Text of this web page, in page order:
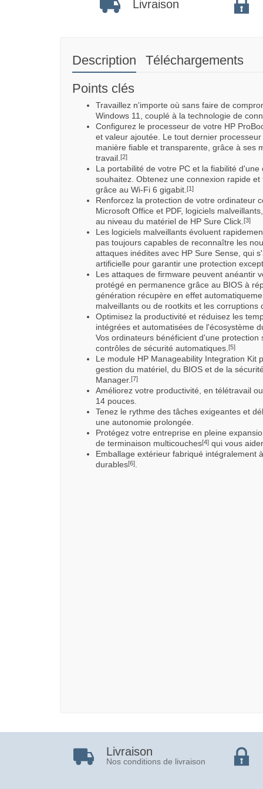
Livraison
Description
Téléchargements
Points clés
Travaillez n'importe où sans faire de
Windows 11, couplé à la technologie de
Configurez le processeur de votre HP
et valeur ajoutée. Le tout dernier
manière fiable et transparente, grâce à ses
travail. [2]
La portabilité de votre PC et la fiabilité
souhaitez. Obtenez une connexion rapide
grâce au Wi-Fi 6 gigabit. [1]
Renforcez la protection de votre ordinateur
Microsoft Office et PDF, logiciels
au niveau du matériel de HP Sure Click. [3]
Les logiciels malveillants évoluent
pas toujours capables de reconnaître les
attaques inédites avec HP Sure Sense, qui
artificielle pour garantir une protection
Les attaques de firmware peuvent anéantir
protégé en permanence grâce au BIOS à
génération récupère en effet
malveillants ou de rootkits et les corruptions
Optimisez la productivité et réduisez les
intégrées et automatisées de l'écosystème
Vos ordinateurs bénéficient d'une
contrôles de sécurité automatiques. [5]
Le module HP Manageability Integration Kit
gestion du matériel, du BIOS et de la
Manager. [7]
Améliorez votre productivité, en télétravail
14 pouces.
Tenez le rythme des tâches exigeantes et
une autonomie prolongée.
Protégez votre entreprise en pleine
de terminaison multicouches[4] qui vous
Emballage extérieur fabriqué intégralement
durables[6]
Livraison
Nos conditions de livraison